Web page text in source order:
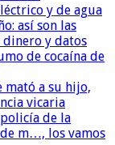
y de agua
así son las
dinero y datos
de cocaína de
mató a su hijo,
vicaria
de la
m…, los vamos